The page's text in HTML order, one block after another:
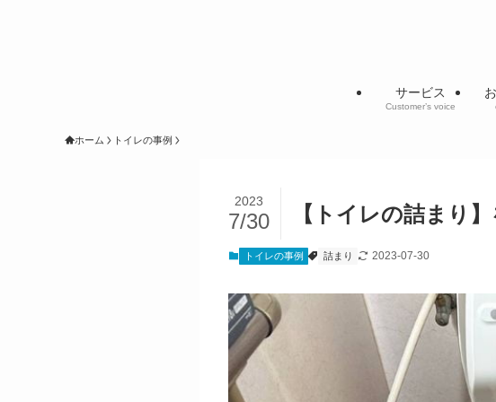
サービス
Customer’s voice
ホーム トイレの事例
【トイレの詰まり
2023
7/30
トイレの事例 詰まり 2023-07-30